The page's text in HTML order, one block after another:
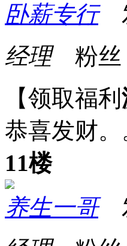
卧薪专行
经理粉丝
【领取福利
恭喜发财
11楼
养生一哥